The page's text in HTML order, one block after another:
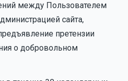
между Пользователем
сайта,
претензии
о добровольном